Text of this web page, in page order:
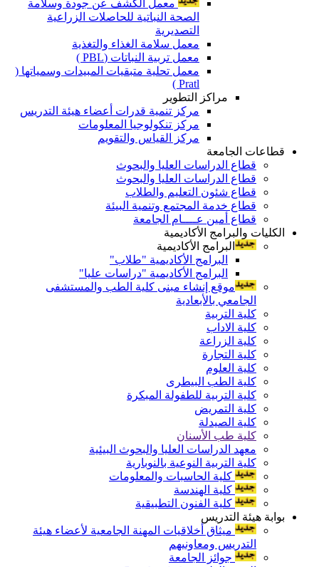
معمل الكشف عن جودة وسلامة
الصحة النباتية للحاصلات الزراعية
التصديرية
معمل سلامة الغذاء والتغذية
معمل تربية النباتات (PBL )
معمل تحلية متبقيات المبيدات وسمياتها (
Pratl )
مراكز التطوير
مركز تنمية قدرات أعضاء هيئة التدريس
مركز تنكولوجيا المعلومات
مركز القياس والتقويم
قطاعات الجامعة
قطاع الدراسات العليا والبحوث
قطاع الدراسات العليا والبحوث
قطاع شئون التعليم والطلاب
قطاع خدمة المجتمع وتنمية البيئة
قطاع أمين عــــام الجامعة
الكليات والبرامج الأكاديمية
البرامج الأكاديمية
البرامج الأكاديمية "طلاب"
البرامج الأكاديمية "دراسات عليا"
موقع إنشاء مبنى كلية الطب والمستشفى
الجامعي بالأبعادية
كلية التربية
كلية الاداب
كلية الزراعة
كلية التجارة
كلية العلوم
كلية الطب البيطرى
كلية التربية للطفولة المبكرة
كلية التمريض
كلية الصيدلة
كلية طب الأسنان
معهد الدراسات العليا والبحوث البيئية
كلية التربية النوعية بالنوبارية
كلية الحاسبات والمعلومات
كلية الهندسة
كلية الفنون التطبيقية
بوابة هيئة التدريس
ميثاق أخلاقيات المهنة الجامعية لأعضاء هيئة
التدريس ومعاونيهم
جوائز الجامعة